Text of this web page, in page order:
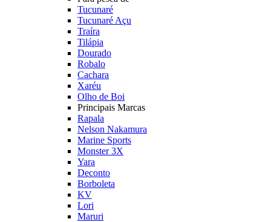
Tucunaré
Tucunaré Açu
Traíra
Tilápia
Dourado
Robalo
Cachara
Xaréu
Olho de Boi
Principais Marcas
Rapala
Nelson Nakamura
Marine Sports
Monster 3X
Yara
Deconto
Borboleta
KV
Lori
Maruri